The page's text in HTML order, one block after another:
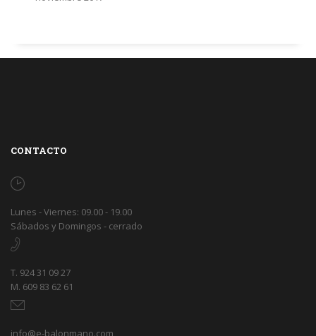
CONTACTO
Lunes - Viernes: 09.00 - 19.00
Sábados y Domingos - cerrado
T. 924 31 09 27
M. 609 83 62 61
info@e-balonmano.com